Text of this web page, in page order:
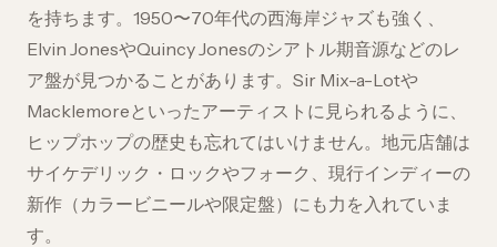
を持ちます。1950〜70年代の西海岸ジャズも強く、
Elvin JonesやQuincy Jonesのシアトル期音源などのレ
ア盤が見つかることがあります。Sir Mix-a-Lotや
Macklemoreといったアーティストに見られるように、
ヒップホップの歴史も忘れてはいけません。地元店舗は
サイケデリック・ロックやフォーク、現行インディーの
新作（カラービニールや限定盤）にも力を入れていま
す。